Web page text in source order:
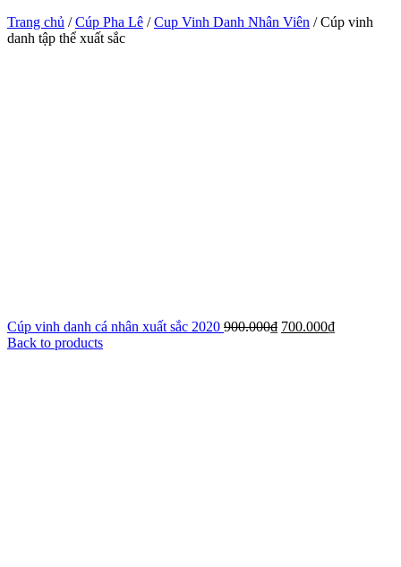
Trang chủ /Cúp Pha Lê /Cup Vinh Danh Nhân Viên /Cúp vinh
danh tập thể xuất sắc
Cúp vinh danh cá nhân xuất sắc 2020 900.000₫ 700.000₫
Back to products